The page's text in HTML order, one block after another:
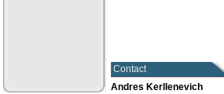
Contact
Andres Kerllenevich